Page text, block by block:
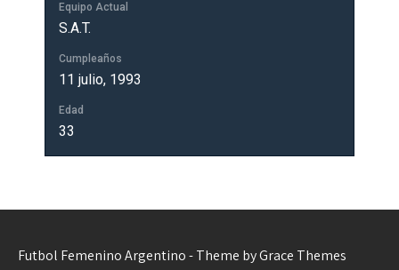
Equipo Actual
S.A.T.
Cumpleaños
11 julio, 1993
Edad
33
Futbol Femenino Argentino - Theme by Grace Themes